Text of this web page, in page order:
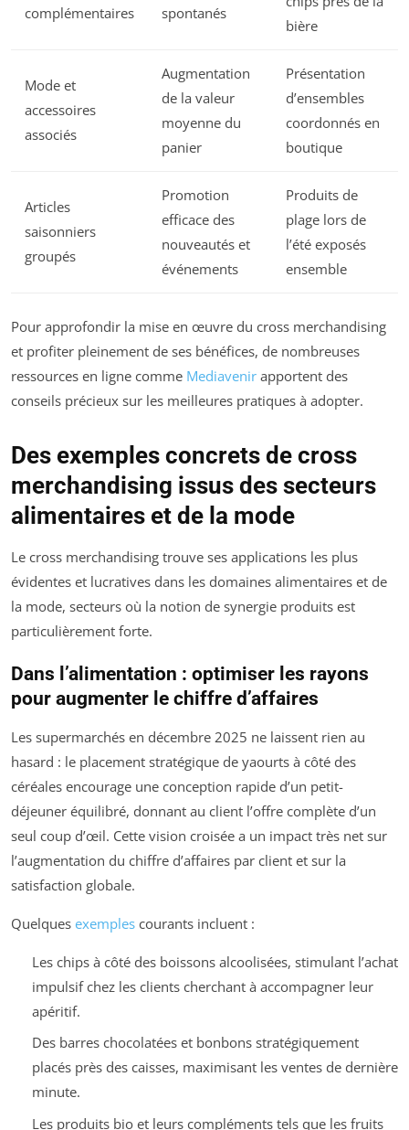
complémentaires spontanés
bière
Mode et
accessoires
associés
Augmentation
de la valeur
moyenne du
panier
Présentation
d’ensembles
coordonnés en
boutique
Articles
saisonniers
groupés
Promotion
efficace des
nouveautés et
événements
Produits de
plage lors de
l’été exposés
ensemble
Pour approfondir la mise en œuvre du cross merchandising
et profiter pleinement de ses bénéfices, de nombreuses
ressources en ligne comme Mediavenir apportent des
conseils précieux sur les meilleures pratiques à adopter.
Des exemples concrets de cross
merchandising issus des secteurs
alimentaires et de la mode
Le cross merchandising trouve ses applications les plus
évidentes et lucratives dans les domaines alimentaires et de
la mode, secteurs où la notion de synergie produits est
particulièrement forte.
Dans l’alimentation : optimiser les rayons
pour augmenter le chiffre d’affaires
Les supermarchés en décembre 2025 ne laissent rien au
hasard : le placement stratégique de yaourts à côté des
céréales encourage une conception rapide d’un petit-
déjeuner équilibré, donnant au client l’offre complète d’un
seul coup d’œil. Cette vision croisée a un impact très net sur
l’augmentation du chiffre d’affaires par client et sur la
satisfaction globale.
Quelques exemples courants incluent :
Les chips à côté des boissons alcoolisées, stimulant l’achat
impulsif chez les clients cherchant à accompagner leur
apéritif.
Des barres chocolatées et bonbons stratégiquement
placés près des caisses, maximisant les ventes de dernière
minute.
Les produits bio et leurs compléments tels que les fruits